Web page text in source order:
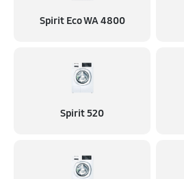
Spirit Eco WA 4800
Spirit 520